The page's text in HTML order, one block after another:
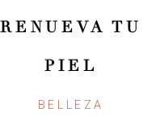
RENUEVA TU
PIEL
BELLEZA